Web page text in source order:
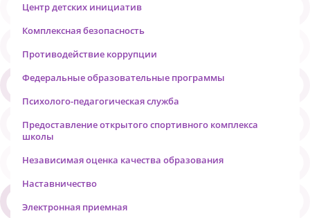
Центр детских инициатив
Комплексная безопасность
Противодействие коррупции
Федеральные образовательные программы
Психолого-педагогическая служба
Предоставление открытого спортивного комплекса
школы
Независимая оценка качества образования
Наставничество
Электронная приемная